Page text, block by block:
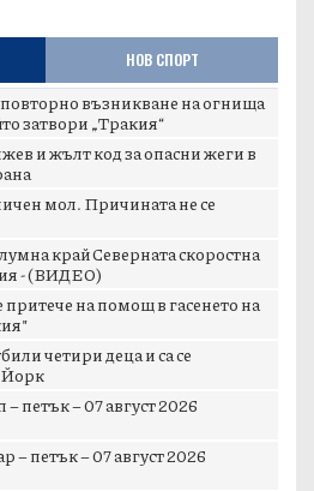
НОВ СПОРТ
възникване на огнища
затвори „Тракия“
и жълт код за опасни жеги в
мол. Причината не се
край Северната скоростна
- (ВИДЕО)
на помощ в гасенето на
четири деца и са се
петък – 07 август 2026
– петък – 07 август 2026